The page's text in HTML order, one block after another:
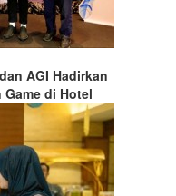
AGI Hadirkan
Game di Hotel